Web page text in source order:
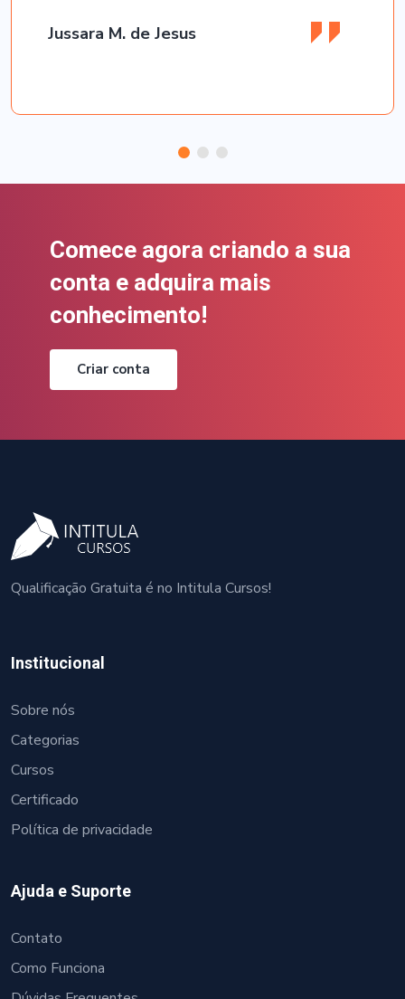
Jussara M. de Jesus
Comece agora criando a sua
conta e adquira mais
conhecimento!
Criar conta
Qualificação Gratuita é no Intitula Cursos!
Institucional
Sobre nós
Categorias
Cursos
Certificado
Política de privacidade
Ajuda e Suporte
Contato
Como Funciona